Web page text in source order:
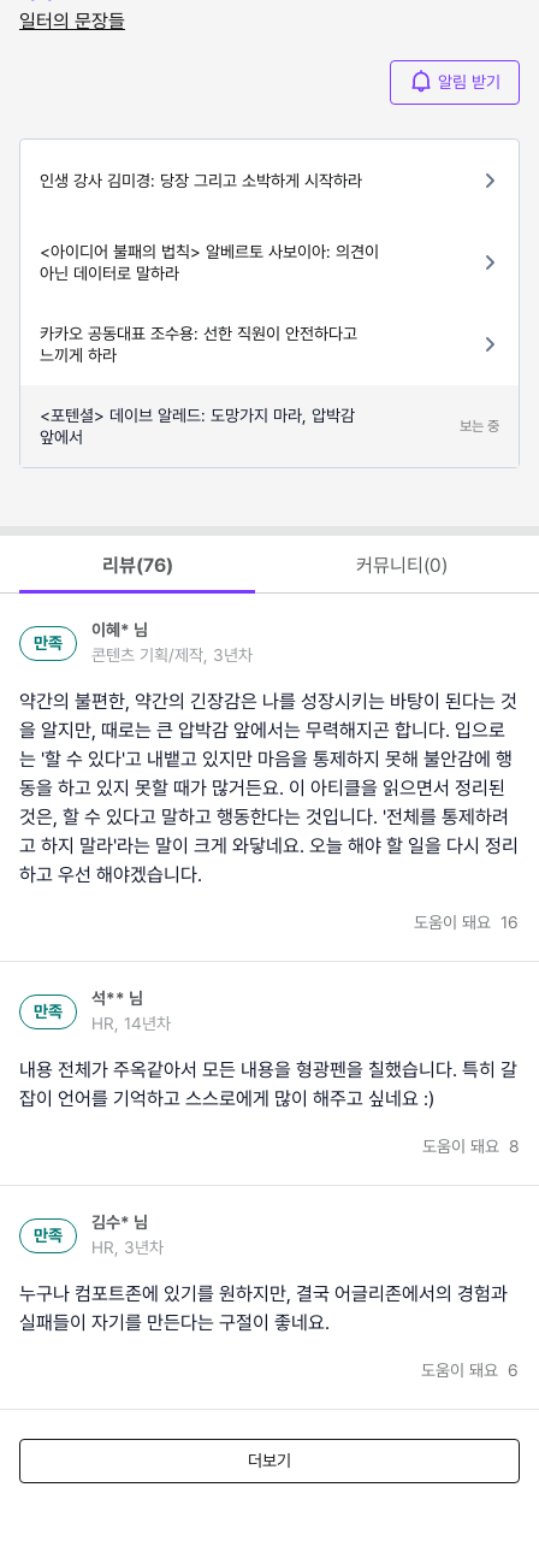
일터의 문장들
알림 받기
인생 강사 김미경: 당장 그리고 소박하게 시작하라
<아이디어 불패의 법칙> 알베르토 사보이아: 의견이
아닌 데이터로 말하라
카카오 공동대표 조수용: 선한 직원이 안전하다고
느끼게 하라
<포텐셜> 데이브 알레드: 도망가지 마라, 압박감
앞에서
보는 중
리뷰(76) 커뮤니티(0)
만족
이혜* 님
콘텐츠 기획/제작, 3년차
약간의 불편한, 약간의 긴장감은 나를 성장시키는 바탕이 된다는 것
을 알지만, 때로는 큰 압박감 앞에서는 무력해지곤 합니다. 입으로
는 '할 수 있다'고 내뱉고 있지만 마음을 통제하지 못해 불안감에 행
동을 하고 있지 못할 때가 많거든요. 이 아티클을 읽으면서 정리된
것은, 할 수 있다고 말하고 행동한다는 것입니다. '전체를 통제하려
고 하지 말라'라는 말이 크게 와닿네요. 오늘 해야 할 일을 다시 정리
하고 우선 해야겠습니다.
도움이 돼요 16
만족
석** 님
HR, 14년차
내용 전체가 주옥같아서 모든 내용을 형광펜을 칠했습니다. 특히 갈
잡이 언어를 기억하고 스스로에게 많이 해주고 싶네요 :)
도움이 돼요 8
만족
김수* 님
HR, 3년차
누구나 컴포트존에 있기를 원하지만, 결국 어글리존에서의 경험과
실패들이 자기를 만든다는 구절이 좋네요.
도움이 돼요 6
더보기